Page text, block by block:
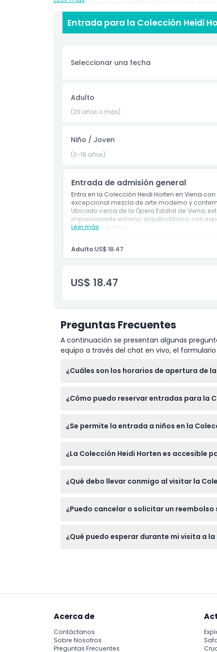
exposición permanente Klimt Warhol, que
privadas más prestigiosas de Europa. Las
abarcan desde el modernismo clásico,
ofrezca algo nuevo. Las galerías llenas de luz
Viena y el patrimonio cultural de Austria. Con
reserva en línea, tu visita es fluida de principio
visitante por primera vez a la escena
Viena hoy mismo y sumérgete en la
Inclusiones
Política para Niños y Adultos
Exclusiones
Cómo Llegar
Cómo Canjear
Política de Cancelación
Entrada para la Colección Heidi
Seleccionar una fecha
Adulto
(20 años o más)
Niño / Joven
(0-19 años)
Entrada de admisión general
Entra en la Colección Heidi Horten en Viena
excepcional mezcla de arte moderno y
Ubicado cerca de la Ópera Estatal de Viena,
impresionante entorno arquitectónico, con
cultural de Austria.
Leer más
Adulto:US$ 18.47
US$ 18.47
Preguntas Frecuentes
A continuación se presentan algunas
equipo a través del chat en vivo, el
¿Cuáles son los horarios de apertura de
cerrada los martes, 24 de diciembre y 31
¿Cómo puedo reservar entradas para la
durante el proceso de reserva.
¿Se permite la entrada a niños en la
¿La Colección Heidi Horten es accesible
colecciones de arte.
¿Qué debo llevar conmigo al visitar la
grandes, paraguas y fotografía con flash
¿Puedo cancelar o solicitar un
¿Qué puedo esperar durante mi visita a
Acerca de
Contáctanos
Sobre Nosotros
Preguntas Frecuentes